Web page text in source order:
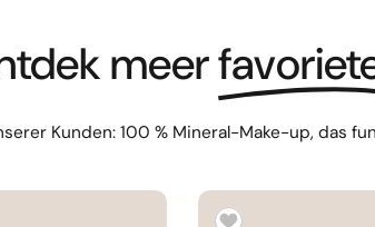
meer
Kunden: 100 % Mineral-Make-up, das